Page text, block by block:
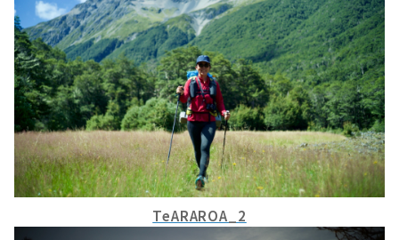
TeARAROA_2